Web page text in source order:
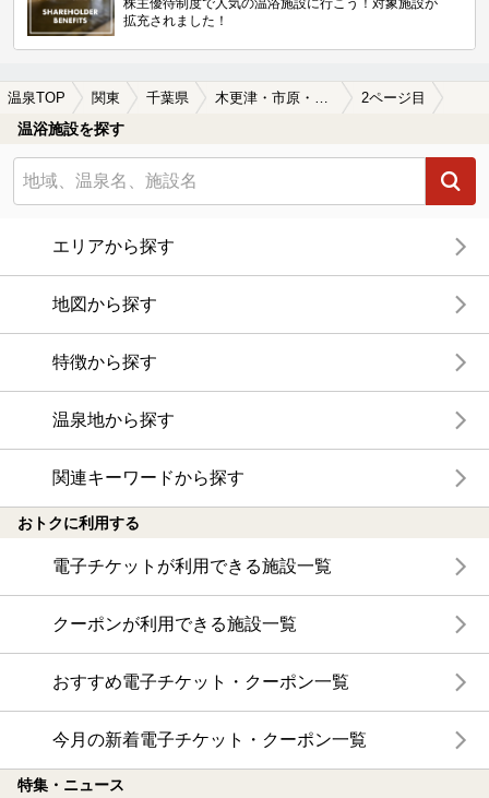
株主優待制度で人気の温浴施設に行こう！対象施設が
拡充されました！
温泉TOP 関東 千葉県 木更津・市原・君津周辺の日帰り温泉、スーパー銭湯おすすめ 2ページ目
温浴施設を探す
エリアから探す
地図から探す
特徴から探す
温泉地から探す
関連キーワードから探す
おトクに利用する
電子チケットが利用できる施設一覧
クーポンが利用できる施設一覧
おすすめ電子チケット・クーポン一覧
今月の新着電子チケット・クーポン一覧
特集・ニュース